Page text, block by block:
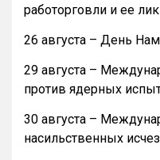
работорговли и ее
26 августа – День
29 августа –
против ядерных
30 августа –
насильственных